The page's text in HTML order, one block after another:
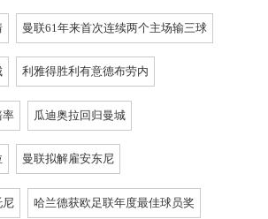
曼联61年来首次连续两个主场输三球
利雅得胜利有意德布劳内
率 瓜迪奥拉回归曼城
曼联拟解雇安东尼
尼 哈兰德获欧足联年度最佳球员奖